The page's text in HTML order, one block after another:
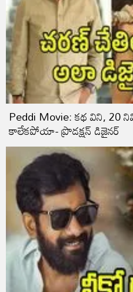
Peddi Movie: కథ విని,
కాలేకపోయా- ప్రొడక్షన్ డిజైనర్